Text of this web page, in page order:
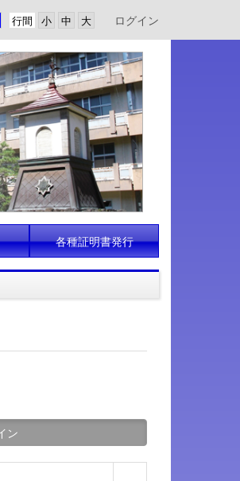
行間 ログイン
各種証明書発行
ン